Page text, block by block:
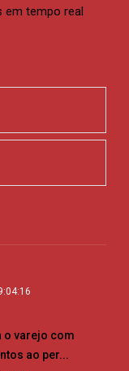
em tempo real
o varejo com
ao per...